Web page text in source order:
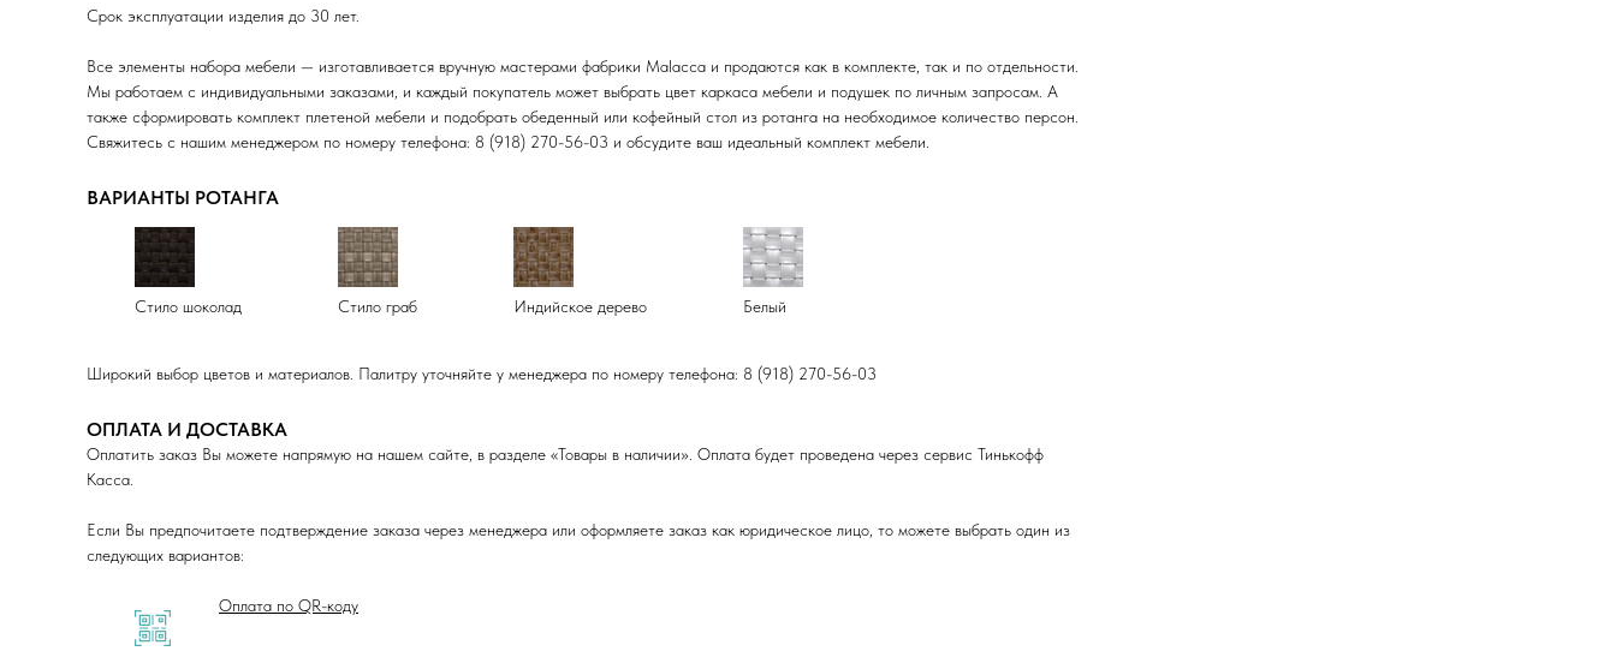
Срок эксплуатации изделия до 30 лет.
Все элементы набора мебели — изготавливается вручную мастерами фабрики Malacca и продаются как в комплекте, так и по отдельности.
Мы работаем с индивидуальными заказами, и каждый покупатель может выбрать цвет каркаса мебели и подушек по личным запросам. А
также сформировать комплект плетеной мебели и подобрать обеденный или кофейный стол из ротанга на необходимое количество персон.
Свяжитесь с нашим менеджером по номеру телефона: 8 (918) 270-56-03 и обсудите ваш идеальный комплект мебели.
ВАРИАНТЫ РОТАНГА
Стило шоколад Стило граб Индийское дерево Белый
Широкий выбор цветов и материалов. Палитру уточняйте у менеджера по номеру телефона: 8 (918) 270-56-03
ОПЛАТА И ДОСТАВКА
Оплатить заказ Вы можете напрямую на нашем сайте, в разделе «Товары в наличии». Оплата будет проведена через сервис Тинькофф
Касса.
Если Вы предпочитаете подтверждение заказа через менеджера или оформляете заказ как юридическое лицо, то можете выбрать один из
следующих вариантов:
Оплата по QR-коду